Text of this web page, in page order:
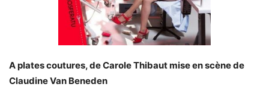
A plates coutures, de Carole Thibaut mise en scène de
Claudine Van Beneden